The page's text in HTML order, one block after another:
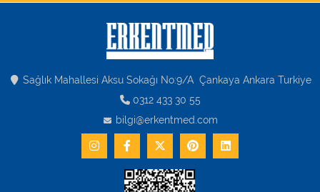
Sağlık Mahallesi Aksu Sokağı No:9/A Çankaya Ankara Turkiye
0312 433 30 55
bilgi@erkentmed.com